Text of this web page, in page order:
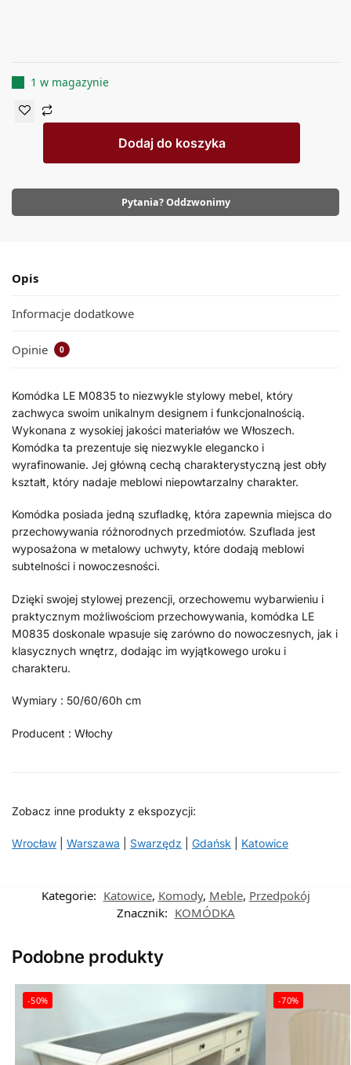
1 w magazynie
Dodaj do koszyka
Pytania? Oddzwonimy
Opis
Informacje dodatkowe
Opinie 0
Komódka LE M0835 to niezwykle stylowy mebel, który
zachwyca swoim unikalnym designem i funkcjonalnością.
Wykonana z wysokiej jakości materiałów we Włoszech.
Komódka ta prezentuje się niezwykle elegancko i
wyrafinowanie. Jej główną cechą charakterystyczną jest obły
kształt, który nadaje meblowi niepowtarzalny charakter.
Komódka posiada jedną szufladkę, która zapewnia miejsca do
przechowywania różnorodnych przedmiotów. Szuflada jest
wyposażona w metalowy uchwyty, które dodają meblowi
subtelności i nowoczesności.
Dzięki swojej stylowej prezencji, orzechowemu wybarwieniu i
praktycznym możliwościom przechowywania, komódka LE
M0835 doskonale wpasuje się zarówno do nowoczesnych, jak i
klasycznych wnętrz, dodając im wyjątkowego uroku i
charakteru.
Wymiary : 50/60/60h cm
Producent : Włochy
Zobacz inne produkty z ekspozycji:
Wrocław Warszawa Swarzędz Gdańsk Katowice
Kategorie: Katowice, Komody, Meble, Przedpokój
Znacznik: KOMÓDKA
Podobne produkty
-50% -70%